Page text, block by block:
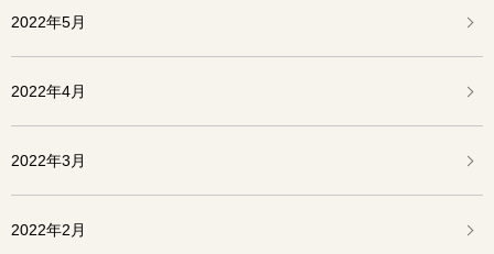
2022年5月
2022年4月
2022年3月
2022年2月